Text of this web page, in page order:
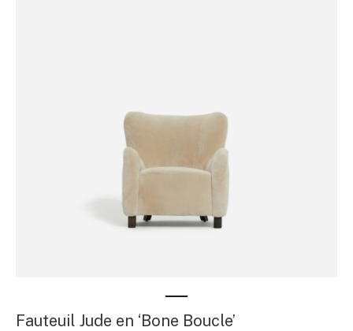
Fauteuil Jude en ‘Bone Boucle’